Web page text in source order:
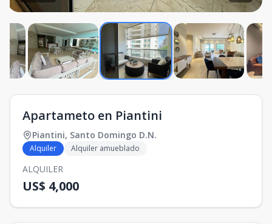
Apartameto en Piantini
Piantini, Santo Domingo D.N.
Alquiler Alquiler amueblado
ALQUILER
US$ 4,000